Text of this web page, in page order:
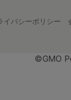
イバシーポリシー
©GMO